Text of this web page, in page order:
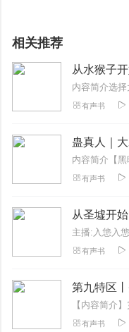
第三步：如果在线客服都
相关推荐
从水猴子
有声书
蛊真人｜
有声书
从圣墟开始
主播:入怹入怹
有声书
第九特区
有声书